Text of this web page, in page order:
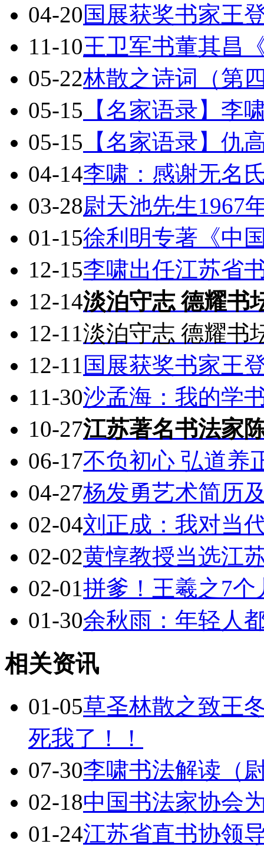
04-20国展获奖书家王
11-10王卫军书董其昌
05-22林散之诗词（第
05-15 【名家语录】
05-15 【名家语录】
04-14李啸：感谢无名
03-28尉天池先生1967
01-15徐利明专著《中
12-15李啸出任江苏省
12-14淡泊守志 德耀
12-11淡泊守志 德耀
12-11 国展获奖书家王
11-30沙孟海：我的学
10-27江苏著名书法家
06-17不负初心 弘道
04-27杨发勇艺术简历
02-04刘正成：我对当
02-02黄惇教授当选江
02-01拼爹！王羲之7
01-30余秋雨：年轻人
相关资讯
01-05草圣林散之致王
死我了！！
07-30李啸书法解读（
02-18中国书法家协会
01-24江苏省直书协领